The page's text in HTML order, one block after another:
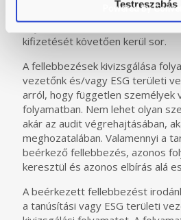
Testreszabás
összege 500.000,- forint. A
folyamatának indítására, csak a
kifizetését követően kerül sor.
A fellebbezések kivizsgálása
vezetőnk és/vagy ESG területi
arról, hogy független személyek
folyamatban. Nem lehet olyan
akár az audit végrehajtásában,
meghozatalában. Valamennyi a
beérkező fellebbezés, azonos
keresztül és azonos elbírás alá
A beérkezett fellebbezést
a tanúsítási vagy ESG területi
Powered by